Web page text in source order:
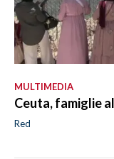
MULTIMEDIA
Ceuta, famiglie
Red